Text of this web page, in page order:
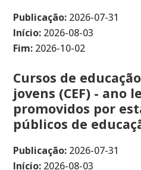
Publicação: 2026-07-31
Início: 2026-08-03
Fim: 2026-10-02
Cursos de
jovens (CEF) - ano
promovidos por
públicos de
Publicação: 2026-07-31
Início: 2026-08-03